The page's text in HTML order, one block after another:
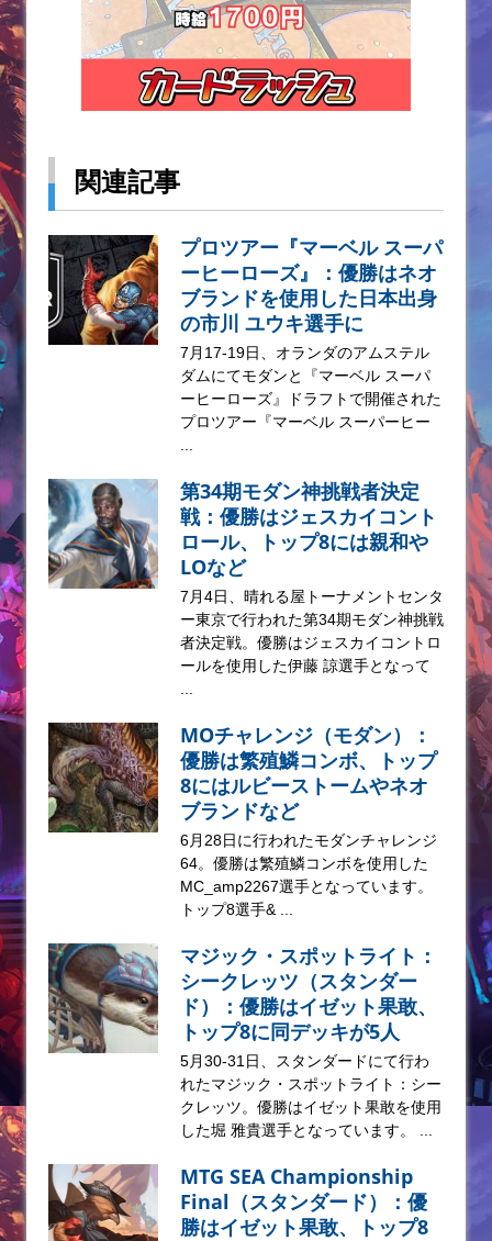
関連記事
プロツアー『マーベル スーパ
ーヒーローズ』：優勝はネオ
ブランドを使用した日本出身
の市川 ユウキ選手に
7月17-19日、オランダのアムステル
ダムにてモダンと『マーベル スーパ
ーヒーローズ』ドラフトで開催された
プロツアー『マーベル スーパーヒー
第34期モダン神挑戦者決定
戦：優勝はジェスカイコント
ロール、トップ8には親和や
LOなど
7月4日、晴れる屋トーナメントセンタ
ー東京で行われた第34期モダン神挑戦
者決定戦。優勝はジェスカイコントロ
ールを使用した伊藤 諒選手となって
MOチャレンジ（モダン）：
優勝は繁殖鱗コンボ、トップ
8にはルビーストームやネオ
ブランドなど
6月28日に行われたモダンチャレンジ
64。優勝は繁殖鱗コンボを使用した
MC_amp2267選手となっています。
トップ8選手& ...
マジック・スポットライト：
シークレッツ（スタンダー
ド）：優勝はイゼット果敢、
トップ8に同デッキが5人
5月30-31日、スタンダードにて行わ
れたマジック・スポットライト：シー
クレッツ。優勝はイゼット果敢を使用
した堀 雅貴選手となっています。 ...
MTG SEA Championship
Final（スタンダード）：優
勝はイゼット果敢、トップ8